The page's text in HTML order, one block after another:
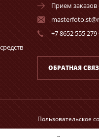
Прием
+7 8652 555
ОБРАТНАЯ
Пользовательское